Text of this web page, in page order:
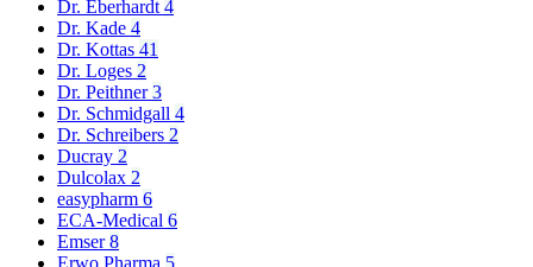
Dr. Eberhardt 4
Dr. Kade 4
Dr. Kottas 41
Dr. Loges 2
Dr. Peithner3
Dr. Schmidgall 4
Dr. Schreibers 2
Ducray 2
Dulcolax 2
easypharm 6
ECA-Medical 6
Emser8
Erwo Pharma 5